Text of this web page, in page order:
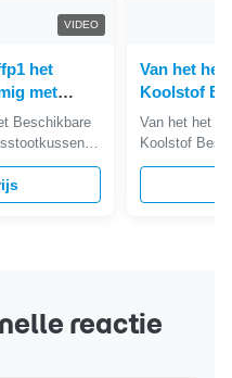
VIDEO
het
met
Beschikbare
1
met de
maakt het
Filters
Van het het
Koolstof
Voor
Van het het
Koolstof
Goedgekeurd
regelbare
reactie